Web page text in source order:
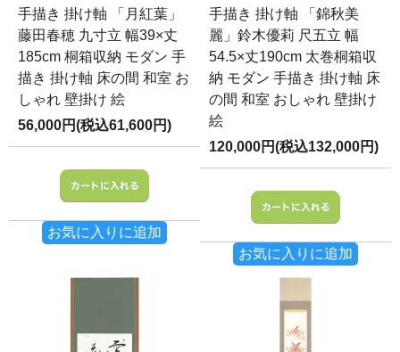
手描き 掛け軸 「月紅葉」
藤田春穂 九寸立 幅39×丈
185cm 桐箱収納 モダン 手
描き 掛け軸 床の間 和室 お
しゃれ 壁掛け 絵
56,000円(税込61,600円)
お気に入りに追加
手描き 掛け軸 「錦秋美
麗」鈴木優莉 尺五立 幅
54.5×丈190cm 太巻桐箱収
納 モダン 手描き 掛け軸 床
の間 和室 おしゃれ 壁掛け
絵
120,000円(税込132,000円)
お気に入りに追加